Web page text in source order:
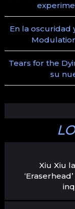
En la oscuridad
Tears for the
su
Xiu Xiu